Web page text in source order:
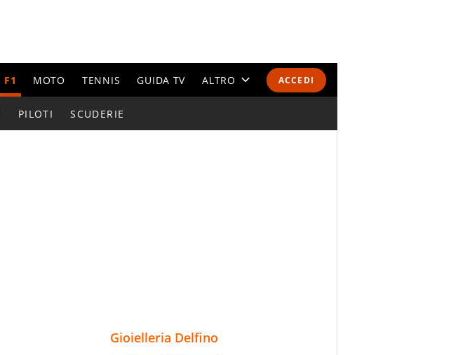
ACCEDI
F1 MOTO TENNIS GUIDA TV ALTRO
PILOTI SCUDERIE
Gioielleria Delfino